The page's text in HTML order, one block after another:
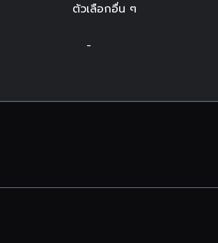
ตัวเลือกอื่น ๆ
-